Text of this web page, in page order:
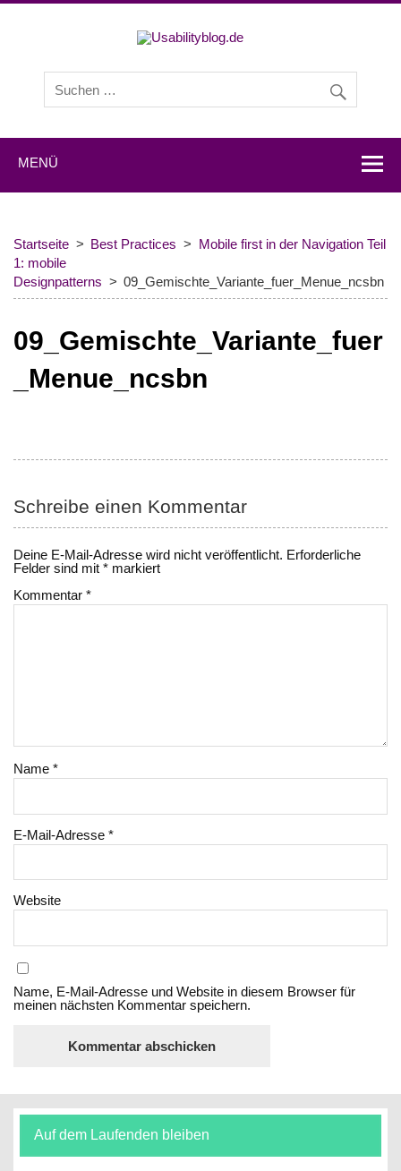
Experten zu den Themen Usability und User Experience.
MENÜ
Startseite Best Practices
Mobile first in der Navigation Teil
1: mobile
Designpatterns
09_Gemischte_Variante_fuer_Menue_ncsbn
09_Gemischte_Variante_fuer
_Menue_ncsbn
Schreibe einen Kommentar
Deine E-Mail-Adresse wird nicht veröffentlicht. Erforderliche
Felder sind mit* markiert
Kommentar*
Name*
E-Mail-Adresse*
Website
Name, E-Mail-Adresse und Website in diesem Browser für
meinen nächsten Kommentar speichern.
Auf dem Laufenden bleiben